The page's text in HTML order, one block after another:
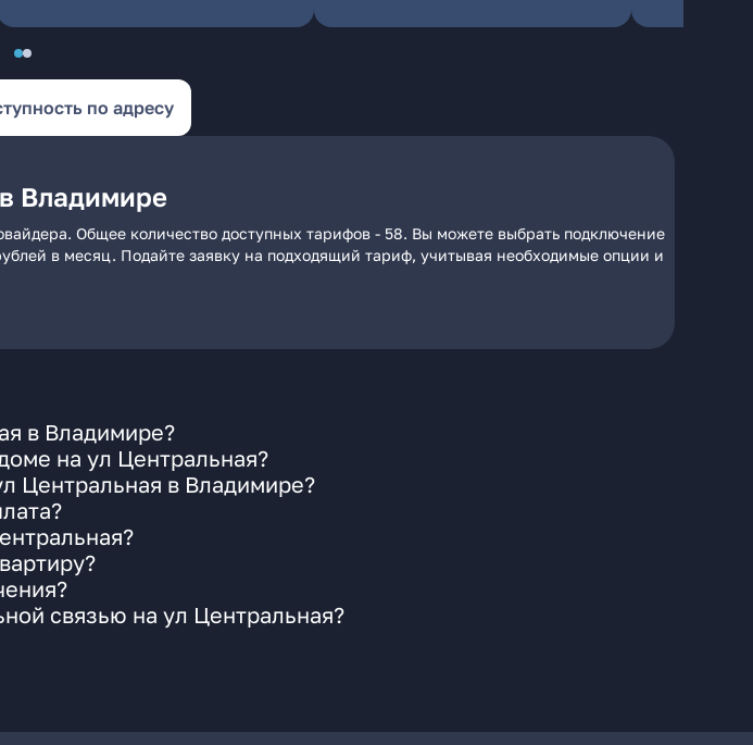
по адресу
Владимире
Общее количество доступных тарифов - 58. Вы можете выбрать подключение
в месяц. Подайте заявку на подходящий тариф, учитывая необходимые опции и
в Владимире?
на ул Центральная?
Центральная в Владимире?
связью на ул Центральная?